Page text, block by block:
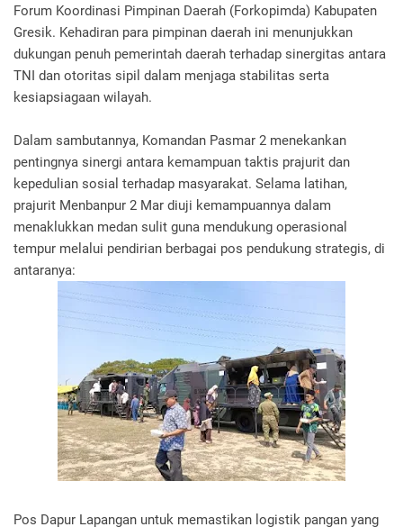
Forum Koordinasi Pimpinan Daerah (Forkopimda) Kabupaten
Gresik. Kehadiran para pimpinan daerah ini menunjukkan
dukungan penuh pemerintah daerah terhadap sinergitas antara
TNI dan otoritas sipil dalam menjaga stabilitas serta
kesiapsiagaan wilayah.
Dalam sambutannya, Komandan Pasmar 2 menekankan
pentingnya sinergi antara kemampuan taktis prajurit dan
kepedulian sosial terhadap masyarakat. Selama latihan,
prajurit Menbanpur 2 Mar diuji kemampuannya dalam
menaklukkan medan sulit guna mendukung operasional
tempur melalui pendirian berbagai pos pendukung strategis, di
antaranya:
Pos Dapur Lapangan untuk memastikan logistik pangan yang